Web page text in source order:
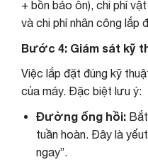
+ bồn bảo ôn), chi phí
và chi phí nhân công lắp
Bước 4: Giám sát kỹ
Việc lắp đặt đúng kỹ
của máy. Đặc biệt lưu ý:
Đường ống hồi:Bắt
tuần hoàn. Đây là
ngay”.